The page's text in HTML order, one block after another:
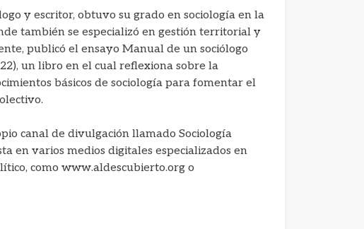
y escritor, obtuvo su grado en sociología en la
también se especializó en gestión territorial y
publicó el ensayo Manual de un sociólogo
un libro en el cual reflexiona sobre la
básicos de sociología para fomentar el
canal de divulgación llamado Sociología
en varios medios digitales especializados en
como www.aldescubierto.org o